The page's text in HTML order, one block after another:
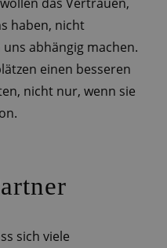
haben, nicht
abhängig machen.
einen besseren
nicht nur, wenn sie
sich viele